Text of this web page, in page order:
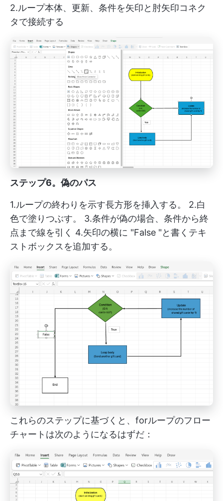
2.ループ本体、更新、条件を矢印と肘矢印コネク
タで接続する
ステップ6。偽のパス
1.ループの終わりを示す長方形を挿入する。 2.白
色で塗りつぶす。 3.条件が偽の場合、条件から終
点まで線を引く 4.矢印の横に "False "と書くテキ
ストボックスを追加する。
これらのステップに基づくと、forループのフロー
チャートは次のようになるはずだ：